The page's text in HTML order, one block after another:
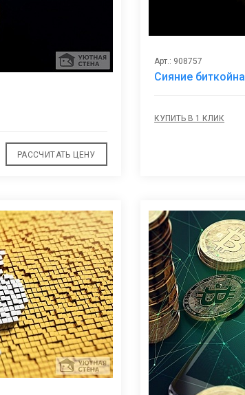
избранное
РАССЧИТАТЬ ЦЕНУ
Арт.: 908757
Сияние биткойна
КУПИТЬ В 1 КЛИК